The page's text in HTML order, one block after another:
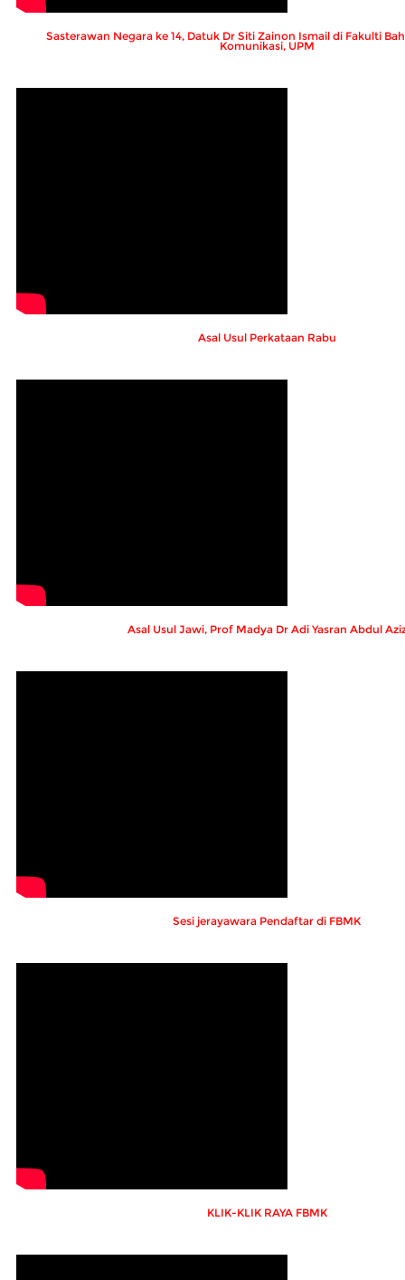
Sasterawan Negara ke 14, Datuk Dr Siti Zainon Ismail di Fakulti
Komunikasi, UPM
Asal Usul Perkataan Rabu
Asal Usul Jawi, Prof Madya Dr Adi Yasran Abdul
Sesi jerayawara Pendaftar di FBMK
KLIK-KLIK RAYA FBMK